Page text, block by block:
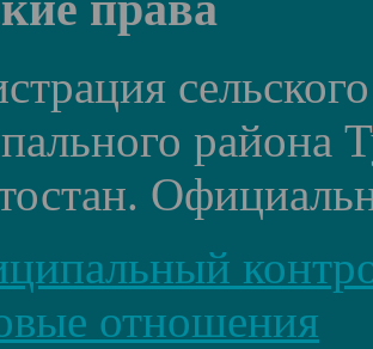
района
отношения